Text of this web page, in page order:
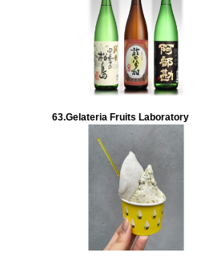
63.Gelateria Fruits Laboratory